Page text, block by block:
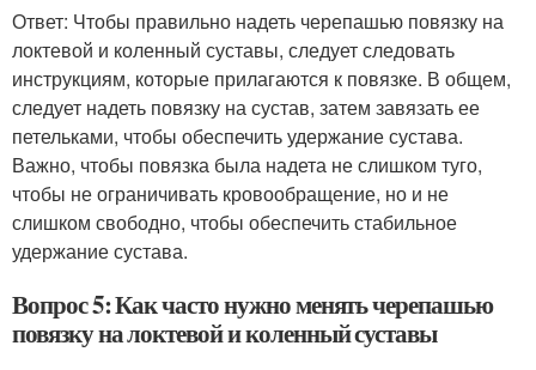
Ответ: Чтобы правильно надеть черепашью повязку на
локтевой и коленный суставы, следует следовать
инструкциям, которые прилагаются к повязке. В общем,
следует надеть повязку на сустав, затем завязать ее
петельками, чтобы обеспечить удержание сустава.
Важно, чтобы повязка была надета не слишком туго,
чтобы не ограничивать кровообращение, но и не
слишком свободно, чтобы обеспечить стабильное
удержание сустава.
Вопрос 5: Как часто нужно менять черепашью
повязку на локтевой и коленный суставы